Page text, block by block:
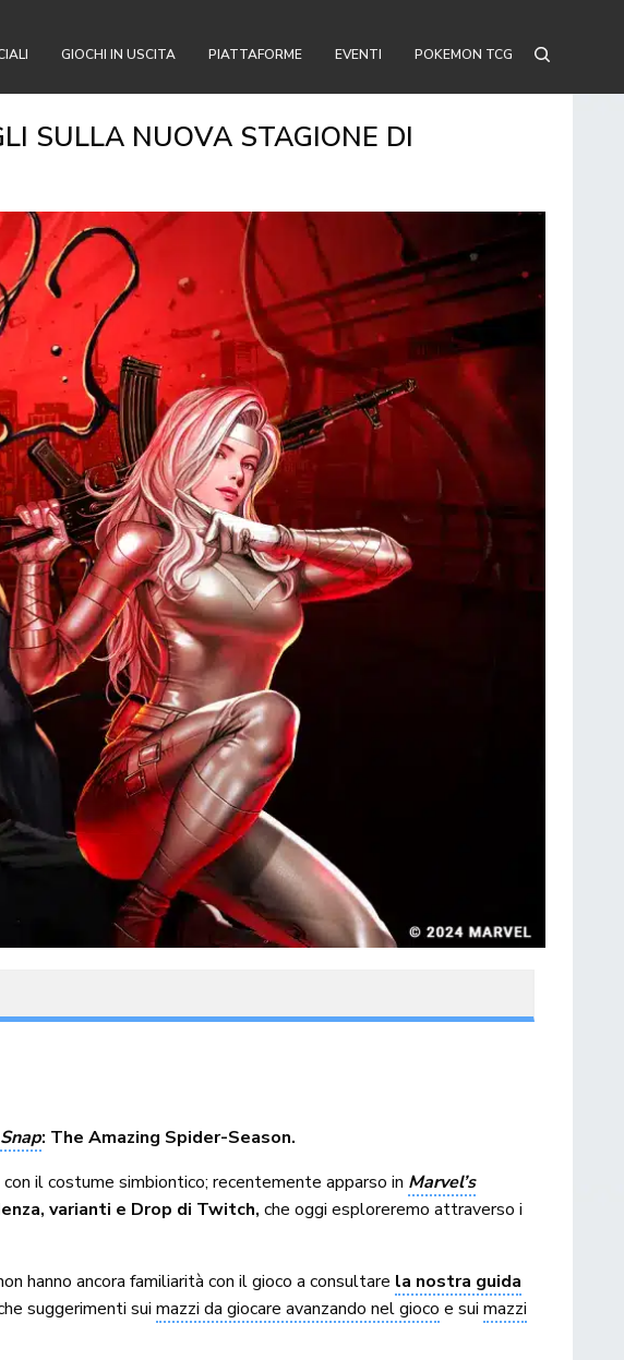
GIOCHI IN USCITA PIATTAFORME EVENTI POKEMON TCG
SULLA NUOVA STAGIONE DI
: The Amazing Spider-Season.
con il costume simbiontico; recentemente apparso in Marvel’s
varianti e Drop di Twitch,che oggi esploreremo attraverso i
hanno ancora familiarità con il gioco a consultare la nostra guida
suggerimenti suimazzi da giocare avanzando nel gioco e suimazzi